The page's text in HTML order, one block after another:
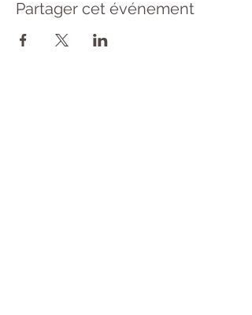
Partager cet événement